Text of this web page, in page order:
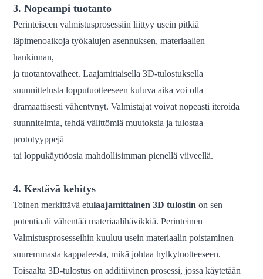
3. Nopeampi tuotanto
Perinteiseen valmistusprosessiin liittyy usein pitkiä
läpimenoaikoja työkalujen asennuksen, materiaalien
hankinnan,
ja tuotantovaiheet. Laajamittaisella 3D-tulostuksella
suunnittelusta lopputuotteeseen kuluva aika voi olla
dramaattisesti vähentynyt. Valmistajat voivat nopeasti iteroida
suunnitelmia, tehdä välittömiä muutoksia ja tulostaa
prototyyppejä
tai loppukäyttöosia mahdollisimman pienellä viiveellä.
4. Kestävä kehitys
Toinen merkittävä etulaajamittainen 3Dtulostinon sen
potentiaali vähentää materiaalihävikkiä. Perinteinen
Valmistusprosesseihin kuuluu usein materiaalin poistaminen
suuremmasta kappaleesta, mikä johtaa hylkytuotteeseen.
Toisaalta 3D-tulostus on additiivinen prosessi, jossa käytetään